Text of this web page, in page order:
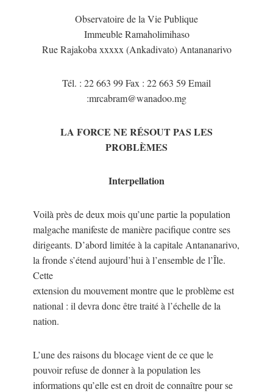
Observatoire de la Vie Publique
Immeuble Ramaholimihaso
Rue Rajakoba xxxxx (Ankadivato) Antananarivo
Tél. : 22 663 99 Fax : 22 663 59 Email
:mrcabram@wanadoo.mg
LA FORCE NE RÉSOUT PAS LES
PROBLÈMES
Interpellation
Voilà près de deux mois qu’une partie la population
malgache manifeste de manière pacifique contre ses
dirigeants. D’abord limitée à la capitale Antananarivo,
la fronde s’étend aujourd’hui à l’ensemble de l’Île.
Cette
extension du mouvement montre que le problème est
national : il devra donc être traité à l’échelle de la
nation.
L’une des raisons du blocage vient de ce que le
pouvoir refuse de donner à la population les
informations qu’elle est en droit de connaître pour se